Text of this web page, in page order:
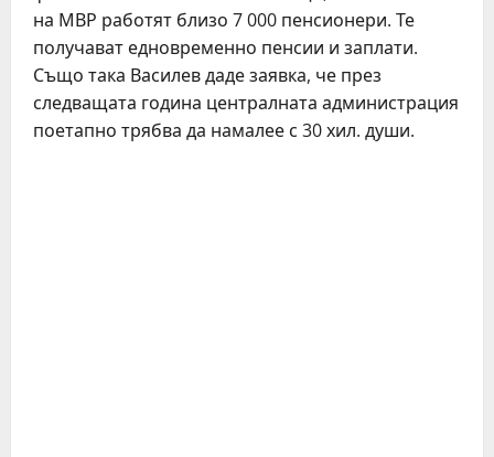
на МВР работят близо 7 000 пенсионери. Те
получават едновременно пенсии и заплати.
Също така Василев даде заявка, че през
следващата година централната администрация
поетапно трябва да намалее с 30 хил. души.